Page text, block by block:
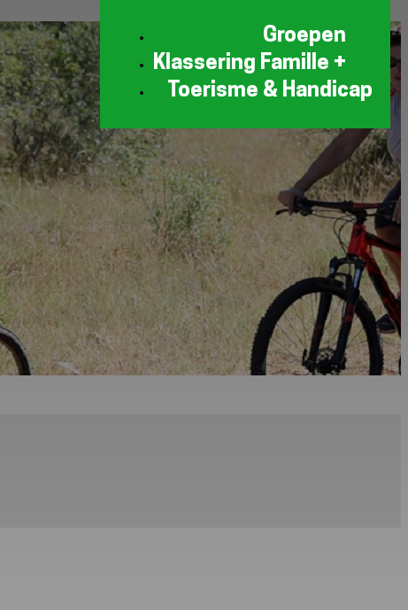
Groepen
Klassering Famille +
Toerisme & Handicap